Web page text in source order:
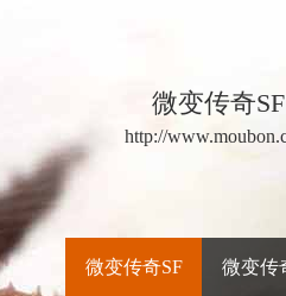
微变传奇SF
http://
微变传奇SF 微变传